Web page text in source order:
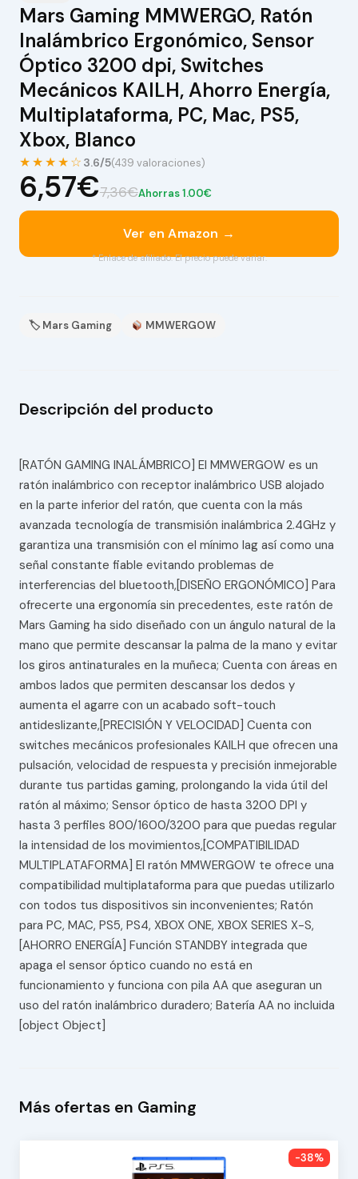
Mars Gaming MMWERGO, Ratón
Inalámbrico Ergonómico, Sensor
Óptico 3200 dpi, Switches
Mecánicos KAILH, Ahorro Energía,
Multiplataforma, PC, Mac, PS5,
Xbox, Blanco
★★★★☆ 3.6/5(439 valoraciones)
6,57€7,36€Ahorras 1.00€
Ver en Amazon →
* Enlace de afiliado. El precio puede variar.
🏷 Mars Gaming MMWERGOW
Descripción del producto
[RATÓN GAMING INALÁMBRICO] El MMWERGOW es un
ratón inalámbrico con receptor inalámbrico USB alojado
en la parte inferior del ratón, que cuenta con la más
avanzada tecnología de transmisión inalámbrica 2.4GHz y
garantiza una transmisión con el mínimo lag así como una
señal constante fiable evitando problemas de
interferencias del bluetooth,[DISEÑO ERGONÓMICO] Para
ofrecerte una ergonomía sin precedentes, este ratón de
Mars Gaming ha sido diseñado con un ángulo natural de la
mano que permite descansar la palma de la mano y evitar
los giros antinaturales en la muñeca; Cuenta con áreas en
ambos lados que permiten descansar los dedos y
aumenta el agarre con un acabado soft-touch
antideslizante,[PRECISIÓN Y VELOCIDAD] Cuenta con
switches mecánicos profesionales KAILH que ofrecen una
pulsación, velocidad de respuesta y precisión inmejorable
durante tus partidas gaming, prolongando la vida útil del
ratón al máximo; Sensor óptico de hasta 3200 DPI y
hasta 3 perfiles 800/1600/3200 para que puedas regular
la intensidad de los movimientos,[COMPATIBILIDAD
MULTIPLATAFORMA] El ratón MMWERGOW te ofrece una
compatibilidad multiplataforma para que puedas utilizarlo
con todos tus dispositivos sin inconvenientes; Ratón
para PC, MAC, PS5, PS4, XBOX ONE, XBOX SERIES X-S,
[AHORRO ENERGÍA] Función STANDBY integrada que
apaga el sensor óptico cuando no está en
funcionamiento y funciona con pila AA que aseguran un
uso del ratón inalámbrico duradero; Batería AA no incluida
[object Object]
Más ofertas en Gaming
-38%